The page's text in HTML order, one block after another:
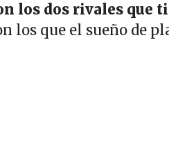
los dos rivales que
los que el sueño de